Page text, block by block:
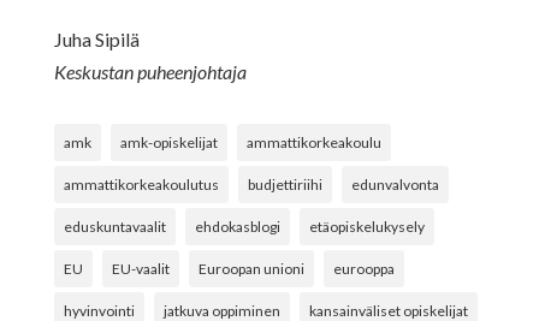
Juha Sipilä
Keskustan puheenjohtaja
amk amk-opiskelijat ammattikorkeakoulu
ammattikorkeakoulutus budjettiriihi edunvalvonta
eduskuntavaalit ehdokasblogi etäopiskelukysely
EU EU-vaalit Euroopan unioni eurooppa
hyvinvointi jatkuva oppiminen kansainväliset opiskelijat